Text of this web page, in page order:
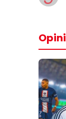
Opini